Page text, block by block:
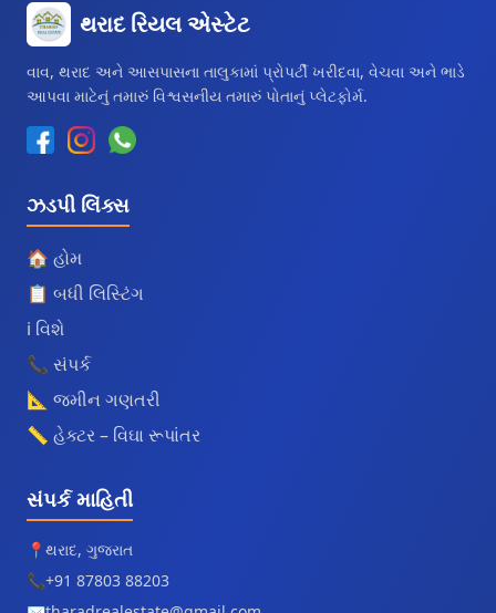
થરાદ રિયલ એસ્ટેટ
વાવ, થરાદ અને આસપાસના તાલુકામાં પ્રોપર્ટી ખરીદવા, વેચવા અને ભાડે
આપવા માટેનું તમારું વિશ્વસનીય તમારું પોતાનું પ્લેટફોર્મ.
ઝડપી લિંક્સ
🏠 હોમ
📋 બધી લિસ્ટિંગ
ℹ️ વિશે
📞 સંપર્ક
📐 જમીન ગણતરી
📏 હેક્ટર – વિઘા રૂપાંતર
સંપર્ક માહિતી
📍 થરાદ, ગુજરાત
📞+91 87803 88203